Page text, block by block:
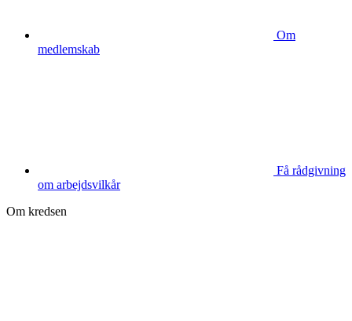
Om
medlemskab
Få rådgivning
om arbejdsvilkår
Om kredsen